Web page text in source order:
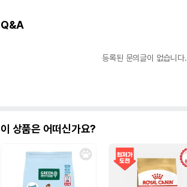
Q&A
등록된 문의글이 없습니다.
이 상품은 어떠신가요?